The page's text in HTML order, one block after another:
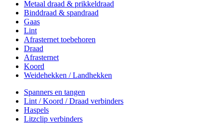
Metaal draad & prikkeldraad
Binddraad & spandraad
Gaas
Lint
Afrasternet toebehoren
Draad
Afrasternet
Koord
Weidehekken / Landhekken
Spanners en tangen
Lint / Koord / Draad verbinders
Haspels
Litzclip verbinders